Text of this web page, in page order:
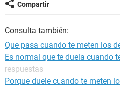
Compartir
Consulta también:
Que pasa cuando te meten los
Es normal que te duela cuando
respuestas
Porque duele cuando te meten